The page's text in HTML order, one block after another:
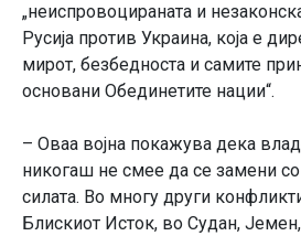
„неиспровоцираната и
Русија против Украина, која е
мирот, безбедноста и самите
основани Обединетите нации“.
– Оваа војна покажува дека
никогаш не смее да се замени
силата. Во многу други
Блискиот Исток, во Судан,